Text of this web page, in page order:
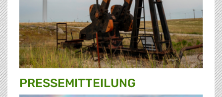
PRESSE­MITTEILUNG